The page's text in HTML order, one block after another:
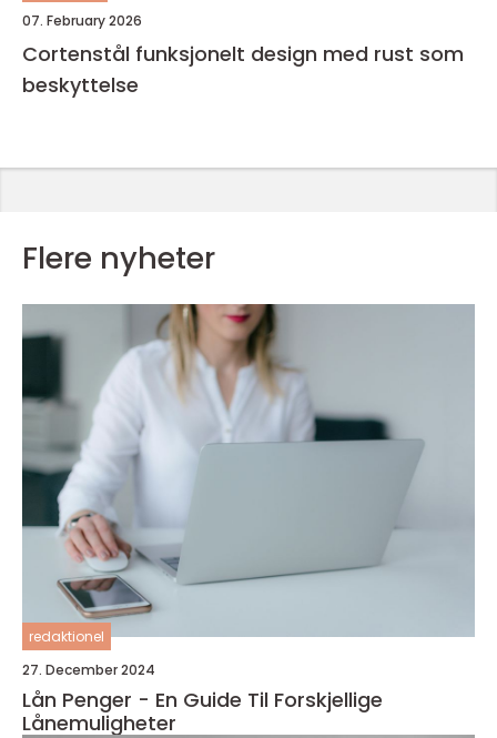
07. February 2026
Cortenstål funksjonelt design med rust som
beskyttelse
Flere nyheter
redaktionel
27. December 2024
Lån Penger - En Guide Til Forskjellige
Lånemuligheter